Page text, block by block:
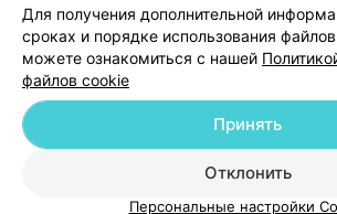
© 2026 ООО «Артокс Лаб», УНП 191700409
|
Служба поддержки +375
Для получения дополнительной
сроках и порядке использования
можете ознакомиться с нашей
файлов cookie
Отклонить
Принять
Персональные настройки